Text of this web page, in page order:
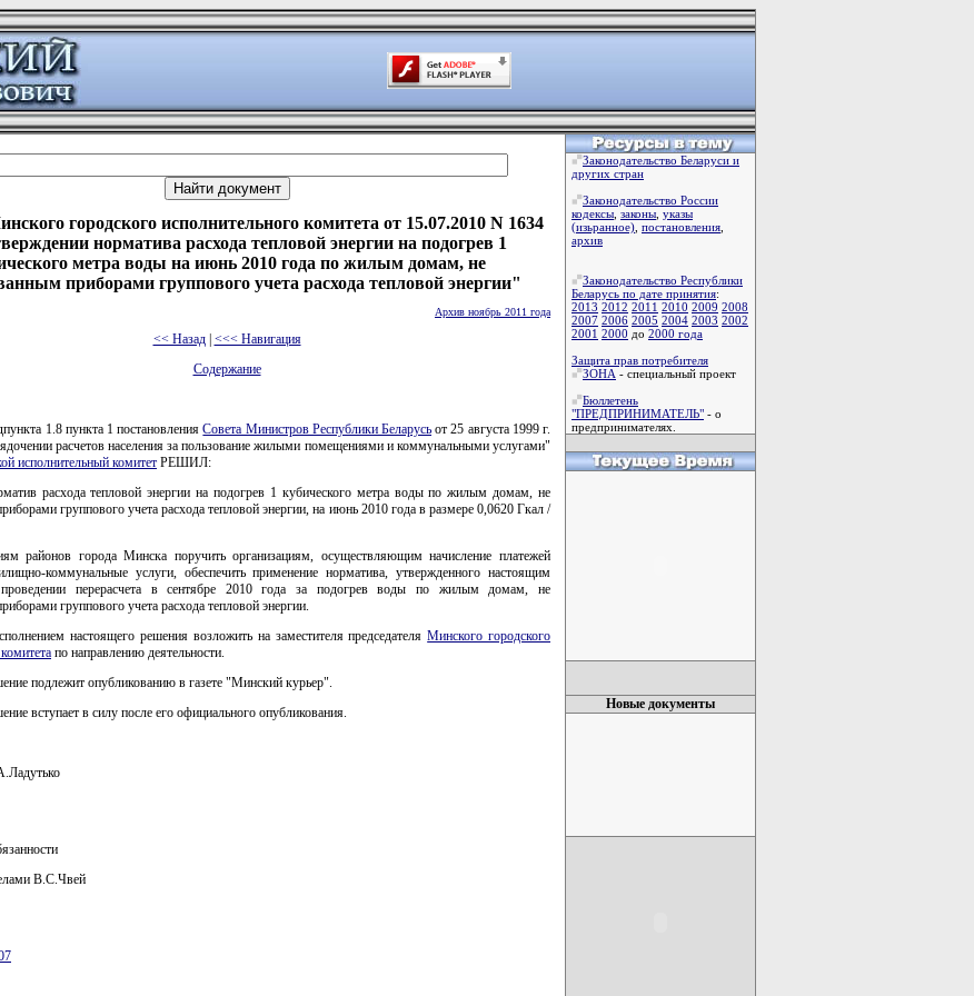
городского исполнительного комитета от 15.07.2010 N 1634
норматива расхода тепловой энергии на подогрев 1
метра воды на июнь 2010 года по жилым домам, не
приборами группового учета расхода тепловой энергии"
Архив ноябрь 2011 года
<< Назад| <<< Навигация
Содержание
1.8 пункта 1 постановленияСовета Министров Республики Беларусь от 25 августа 1999 г.
расчетов населения за пользование жилыми помещениями и коммунальными услугами"
исполнительный комитет РЕШИЛ:
расхода тепловой энергии на подогрев 1 кубического метра воды по жилым домам, не
группового учета расхода тепловой энергии, на июнь 2010 года в размере 0,0620 Гкал /
районов города Минска поручить организациям, осуществляющим начисление платежей
коммунальные услуги, обеспечить применение норматива, утвержденного настоящим
перерасчета в сентябре 2010 года за подогрев воды по жилым домам, не
группового учета расхода тепловой энергии.
настоящего решения возложить на заместителя председателяМинского городского
по направлению деятельности.
подлежит опубликованию в газете "Минский курьер".
вступает в силу после его официального опубликования.
В.С.Чвей
Законодательство Беларуси и
других стран
Законодательство России
кодексы законы указы
(изьранное) постановления
архив
Законодательство Республики
Беларусь по дате принятия:
2013 2012 2011 2010 2009 2008
2007 2006 2005 2004 2003 2002
2001 2000 до 2000 года
Защита прав потребителя
ЗОНА - специальный проект
Бюллетень
"ПРЕДПРИНИМАТЕЛЬ" - о
предпринимателях.
Новые документы